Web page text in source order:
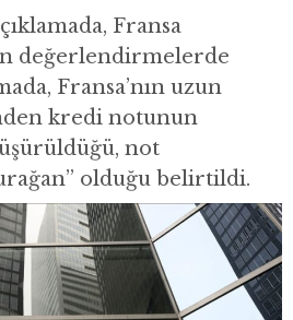
Fransa
değerlendirmelerde
Fransa’nın uzun
kredi notunun
not
olduğu belirtildi.